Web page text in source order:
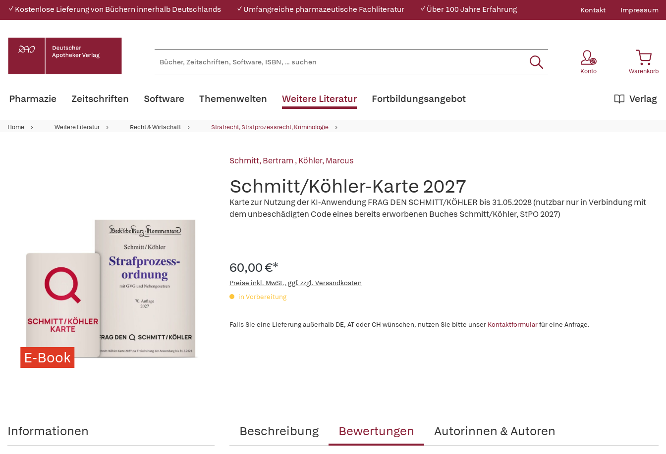
✓ Kostenlose Lieferung von Büchern innerhalb Deutschlands ✓ Umfangreiche pharmazeutische Fachliteratur ✓ Über 100 Jahre Erfahrung Kontakt Impressum
Konto Warenkorb
Pharmazie Zeitschriften Software Themenwelten Weitere Literatur Verlag
Fortbildungsangebot
Home Weitere Literatur Recht & Wirtschaft Strafrecht, Strafprozessrecht, Kriminologie
E-Book
Schmitt, Bertram ,Köhler, Marcus
Schmitt/Köhler-Karte 2027
Karte zur Nutzung der KI-Anwendung FRAG DEN SCHMITT/KÖHLER bis 31.05.2028 (nutzbar nur in Verbindung mit
dem unbeschädigten Code eines bereits erworbenen Buches Schmitt/Köhler, StPO 2027)
60,00 €*
Preise inkl. MwSt., ggf. zzgl. Versandkosten
in Vorbereitung
Falls Sie eine Lieferung außerhalb DE, AT oder CH wünschen, nutzen Sie bitte unser Kontaktformularfür eine Anfrage.
Beschreibung Bewertungen Autorinnen & Autoren
Informationen